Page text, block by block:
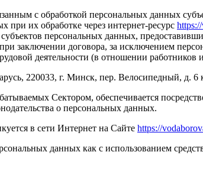
с обработкой персональных данных
при их обработке через интернет-ресурс
субъектов персональных данных,
заключении договора, за исключением
деятельности (в отношении
220033, г. Минск, пер. Велосипедный, д.
Сектором, обеспечивается
о персональных данных.
в сети Интернет на Сайте https://
данных как с использованием